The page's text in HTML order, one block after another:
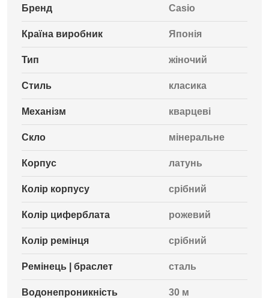
Бренд Casio
Країна виробник Японія
Тип жіночий
Стиль класика
Механізм кварцеві
Скло мінеральне
Корпус латунь
Колір корпусу срібний
Колір циферблата рожевий
Колір ремінця срібний
Ремінець | браслет сталь
Водонепроникність 30 м